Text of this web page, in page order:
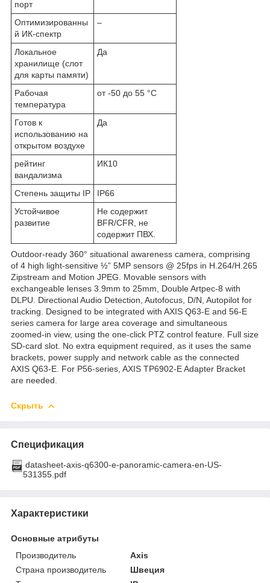
порт
Оптимизированны
й ИК-спектр
–
Локальное
хранилище (слот
для карты памяти)
Да
Рабочая
температура
от -50 до 55 °C
Готов к
использованию на
открытом воздухе
Да
рейтинг
вандализма
ИК10
Степень защиты IP
IP66
Устойчивое
развитие
Не содержит
BFR/CFR, не
содержит ПВХ.
Outdoor-ready 360° situational awareness camera, comprising
of 4 high light-sensitive ½” 5MP sensors @ 25fps in H.264/H.265
Zipstream and Motion JPEG. Movable sensors with
exchangeable lenses 3.9mm to 25mm, Double Artpec-8 with
DLPU. Directional Audio Detection, Autofocus, D/N, Autopilot for
tracking. Designed to be integrated with AXIS Q63-E and 56-E
series camera for large area coverage and simultaneous
zoomed-in view, using the one-click PTZ control feature. Full size
SD-card slot. No extra equipment required, as it uses the same
brackets, power supply and network cable as the connected
AXIS Q63-E. For P56-series, AXIS TP6902-E Adapter Bracket
are needed.
Скрыть
Спецификация
datasheet-axis-q6300-e-panoramic-camera-en-US-
531355.pdf
Характеристики
Основные атрибуты
Производитель
Axis
Страна производитель
Швеция